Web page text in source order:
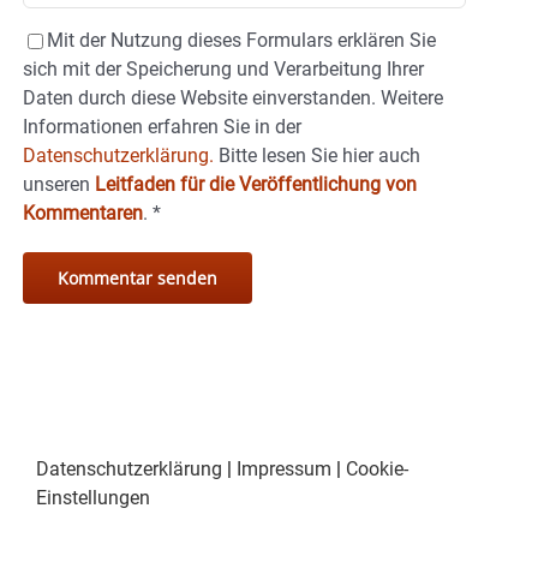
Mit der Nutzung dieses Formulars erklären Sie
sich mit der Speicherung und Verarbeitung Ihrer
Daten durch diese Website einverstanden. Weitere
Informationen erfahren Sie in der
Datenschutzerklärung. Bitte lesen Sie hier auch
unseren Leitfaden für die Veröffentlichung von
Kommentaren. *
Datenschutzerklärung | Impressum | Cookie-
Einstellungen